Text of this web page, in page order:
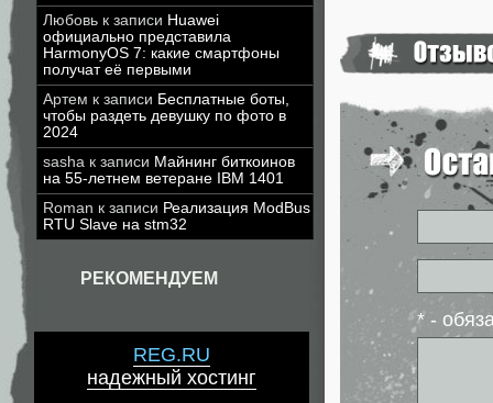
Любовь к записи Huawei
официально представила
HarmonyOS 7: какие смартфоны
получат её первыми
Артем к записи Бесплатные боты,
чтобы раздеть девушку по фото в
2024
sasha к записи Майнинг биткоинов
на 55-летнем ветеране IBM 1401
Roman к записи Реализация ModBus
RTU Slave на stm32
РЕКОМЕНДУЕМ
REG.RU
надежный хостинг
* -